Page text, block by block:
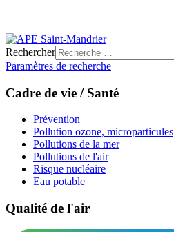
Rechercher
Paramètres de recherche
Cadre de vie / Santé
Prévention
Pollution ozone, microparticules
Pollutions de la mer
Pollutions de l'air
Risque nucléaire
Eau potable
Qualité de l'air